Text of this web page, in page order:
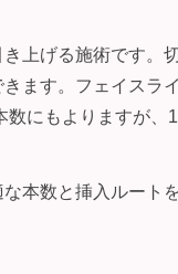
上げる施術です。
ます。フェイスラ
にもよりますが、
本数と挿入ルート